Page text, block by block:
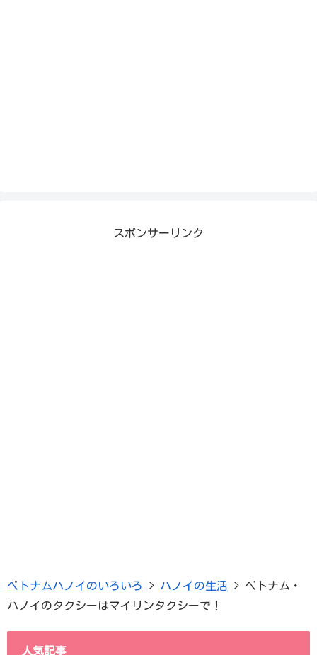
スポンサーリンク
ベトナムハノイのいろいろ > ハノイの生活 > ベトナム・
ハノイのタクシーはマイリンタクシーで！
人気記事